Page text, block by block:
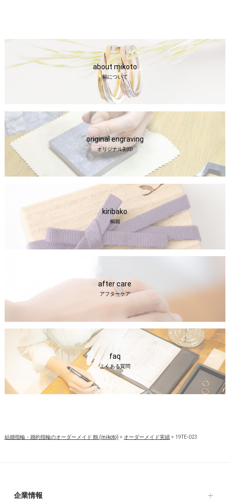
about mikoto
鶴について
original engraving
オリジナル刻印
kiribako
桐箱
after care
アフターケア
faq
よくある質問
結婚指輪・婚約指輪のオーダーメイド 鶴 (mikoto) > オーダーメイド実績> 19TE-023
企業情報